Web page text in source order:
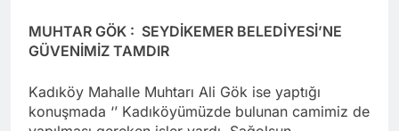
MUHTAR GÖK : SEYDİKEMER BELEDİYESİ’NE
GÜVENİMİZ TAMDIR
Kadıköy Mahalle Muhtarı Ali Gök ise yaptığı
konuşmada ‘’ Kadıköyümüzde bulunan camimiz de